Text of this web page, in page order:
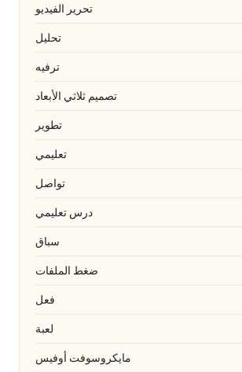
تحرير الفيديو
تحليل
ترفيه
تصميم ثلاثي الأبعاد
تطوير
تعليمي
تواصل
درس تعليمي
سباق
ضغط الملفات
فعل
لعبة
مايكروسوفت أوفيس